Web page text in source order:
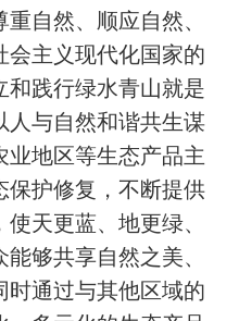
自然、顺应自然、
会主义现代化国家的
和践行绿水青山就是
人与自然和谐共生谋
业地区等生态产品主
保护修复，不断提供
天更蓝、地更绿、
够共享自然之美、
时通过与其他区域的